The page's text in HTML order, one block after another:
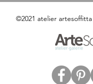
©2021 atelier